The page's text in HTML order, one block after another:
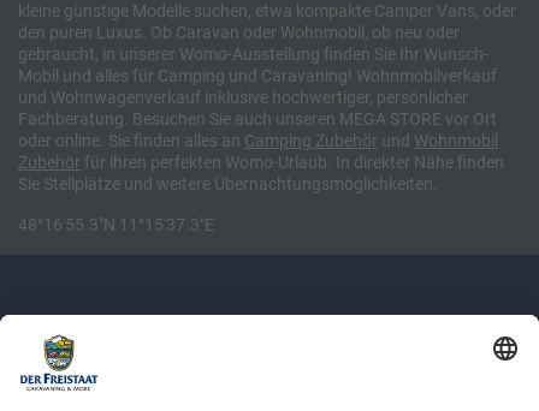
kleine günstige Modelle suchen, etwa kompakte Camper Vans, oder
den puren Luxus. Ob Caravan oder Wohnmobil, ob neu oder
gebraucht, in unserer Womo-Ausstellung finden Sie Ihr Wunsch-
Mobil und alles für Camping und Caravaning! Wohnmobilverkauf
und Wohnwagenverkauf inklusive hochwertiger, persönlicher
Fachberatung. Besuchen Sie auch unseren MEGA STORE vor Ort
oder online. Sie finden alles an Camping Zubehör und Wohnmobil
Zubehör für ihren perfekten Womo-Urlaub. In direkter Nähe finden
Sie Stellplätze und weitere Übernachtungsmöglichkeiten.
48°16'55.3"N 11°15'37.3"E
Newsletter: Jetzt auf
shop.derfreistaat.de anmelden und
einen 5€ Gutschein für unseren Online-